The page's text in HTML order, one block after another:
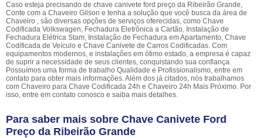
Caso esteja precisando de chave canivete ford preço da Ribeirão Grande,
Conte com a Chaveiro Gilson e tenha a solução que você busca da área de
Chaveiro , são diversas opções de serviços oferecidas, como Chave
Codificada Volkswagen, Fechadura Eletrônica a Cartão, Instalação de
Fechadura Elétrica Stam, Instalação de Fechadura em Apartamento, Chave
Codificada de Veículo e Chave Canivete de Carros Codificadas. Com
equipamentos modernos, e instalações em ótimo estado, a empresa é capaz
de suprir a necessidade de seus clientes, conquistando sua confiança.
Possuímos uma forma de trabalho Qualidade e Profissionalismo, entre em
contato para obter mais informações. Além dos já citados, nós trabalhamos
com Chaveiro para Chave Codificada 24h e Chaveiro 24h Mais Próximo. Por
isso, entre em contato conosco e saiba mais detalhes.
Para saber mais sobre Chave Canivete Ford
Preço da Ribeirão Grande